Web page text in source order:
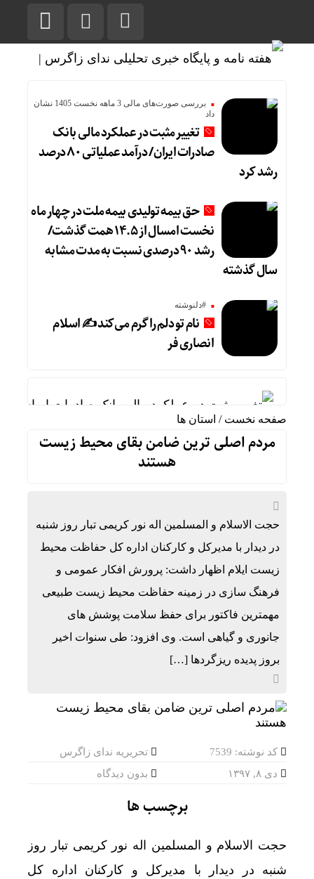
بررسی صورت‌های مالی 3 ماهه نخست 1405 نشان
داد
تغییر مثبت در عملکرد مالی بانک
صادرات ایران/ درآمد عملیاتی ۸۰ درصد
رشد کرد
حق بیمه تولیدی بیمه ملت در چهار ماه
نخست امسال از ۱۴.۵ همت گذشت/
رشد ۹۰ درصدی نسبت به مدت مشابه
سال گذشته
#دلنوشته
نام تو دلم را گرم می‌کند ✍️ اسلام
انصاری فر
تغییر مثبت در عملکرد مالی بانک صادرات ایران/ درآمد عملیاتی
حق بیمه تولیدی بیمه ملت در چهار ماه نخست امسال از ۱۴.۵ همت گذشت/ رشد ۹۰ درصدی نسبت به مدت
نام تو دلم را گرم می‌کند ✍️ اسلام انصاری فر
ثبت رکورد جهانی جابه‌جایی زائران در مرز مهران
رشد ۲۴ درصدی تردد زائران در اربعین از مرز مهران
رئیس ستاد مرکزی اربعین: سهم مهران از تردد زائر بیش از
۷۳۸۰ دستگاه اتوبوس برای جابه‌جایی زائران اربعین به‌ کارگیری شد
صفحه نخست / استان ها
مردم اصلی ترین ضامن بقای محیط زیست
هستند
حجت الاسلام و المسلمین اله نور کریمی تبار روز شنبه
در دیدار با مدیرکل و کارکنان اداره کل حفاظت محیط
زیست ایلام اظهار داشت: پرورش افکار عمومی و
فرهنگ سازی در زمینه حفاظت محیط زیست طبیعی
مهمترین فاکتور برای حفظ سلامت پوشش های
جانوری و گیاهی است. وی افزود: طی سنوات اخیر
بروز پدیده ریزگردها […]
کد نوشته: 7539
تحریریه ندای زاگرس
دی ۸, ۱۳۹۷
بدون دیدگاه
برچسب ها
حجت الاسلام و المسلمین اله نور کریمی تبار روز
شنبه در دیدار با مدیرکل و کارکنان اداره کل